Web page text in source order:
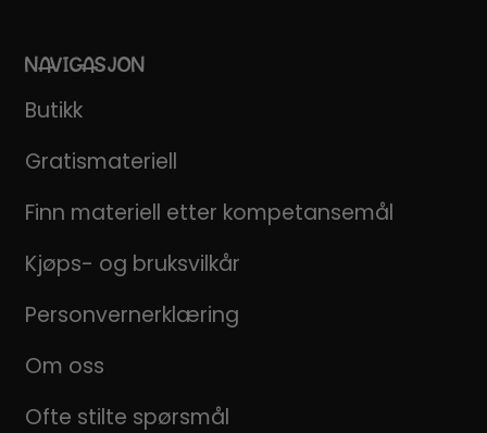
NAVIGASJON
Butikk
Gratismateriell
Finn materiell etter kompetansemål
Kjøps- og bruksvilkår
Personvernerklæring
Om oss
Ofte stilte spørsmål